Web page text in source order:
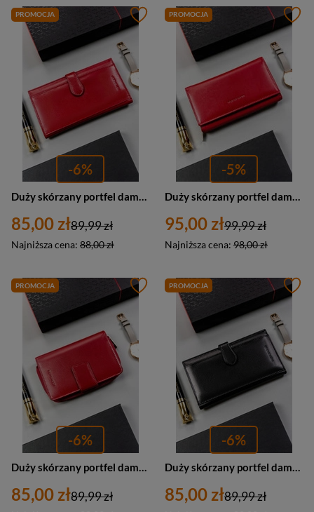
PROMOCJA
-6%
85,00 zł
Najniższa cena: 88,00 zł
89,99 zł
PROMOCJA
-5%
95,00 zł
Najniższa cena: 98,00 zł
99,99 zł
PROMOCJA
-6%
Duży skórzany portfel damski na zatrzask czerwony - Peterson RD-48-GCL
85,00 zł89,99 zł
PROMOCJA
-6%
Duży skórzany portfel damski na karty i zatrzask czarny - Peterson RD-49-GCL
85,00 zł89,99 zł